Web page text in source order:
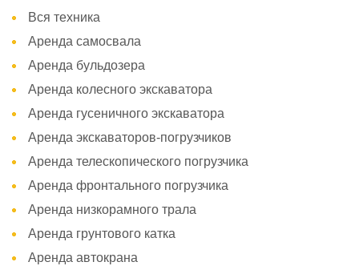
Вся техника
Аренда самосвала
Аренда бульдозера
Аренда колесного экскаватора
Аренда гусеничного экскаватора
Аренда экскаваторов-погрузчиков
Аренда телескопического погрузчика
Аренда фронтального погрузчика
Аренда низкорамного трала
Аренда грунтового катка
Аренда автокрана